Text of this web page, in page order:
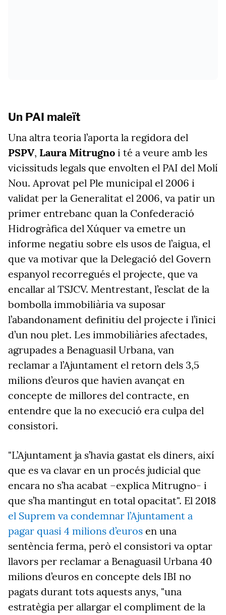
Un PAI maleït
Una altra teoria l’aporta la regidora del
PSPV, Laura Mitrugno i té a veure amb les
vicissituds legals que envolten el PAI del Molí
Nou. Aprovat pel Ple municipal el 2006 i
validat per la Generalitat el 2006, va patir un
primer entrebanc quan la Confederació
Hidrogràfica del Xúquer va emetre un
informe negatiu sobre els usos de l’aigua, el
que va motivar que la Delegació del Govern
espanyol recorregués el projecte, que va
encallar al TSJCV. Mentrestant, l’esclat de la
bombolla immobiliària va suposar
l’abandonament definitiu del projecte i l’inici
d’un nou plet. Les immobiliàries afectades,
agrupades a Benaguasil Urbana, van
reclamar a l’Ajuntament el retorn dels 3,5
milions d’euros que havien avançat en
concepte de millores del contracte, en
entendre que la no execució era culpa del
consistori.
"L’Ajuntament ja s’havia gastat els diners, així
que es va clavar en un procés judicial que
encara no s’ha acabat –explica Mitrugno- i
que s’ha mantingut en total opacitat". El 2018
el Suprem va condemnar l’Ajuntament a
pagar quasi 4 milions d’euros en una
sentència ferma, però el consistori va optar
llavors per reclamar a Benaguasil Urbana 40
milions d’euros en concepte dels IBI no
pagats durant tots aquests anys, "una
estratègia per allargar el compliment de la